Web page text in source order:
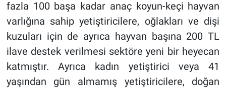
fazla 100 başa kadar anaç koyun-keçi hayvan
varlığına sahip yetiştiricilere, oğlakları ve dişi
kuzuları için de ayrıca hayvan başına 200 TL
ilave destek verilmesi sektöre yeni bir heyecan
katmıştır. Ayrıca kadın yetiştirici veya 41
yaşından gün almamış yetiştiricilere, doğan